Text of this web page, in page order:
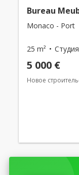
Bureau
Monaco - Port
25 m²
5 000 €
Новое